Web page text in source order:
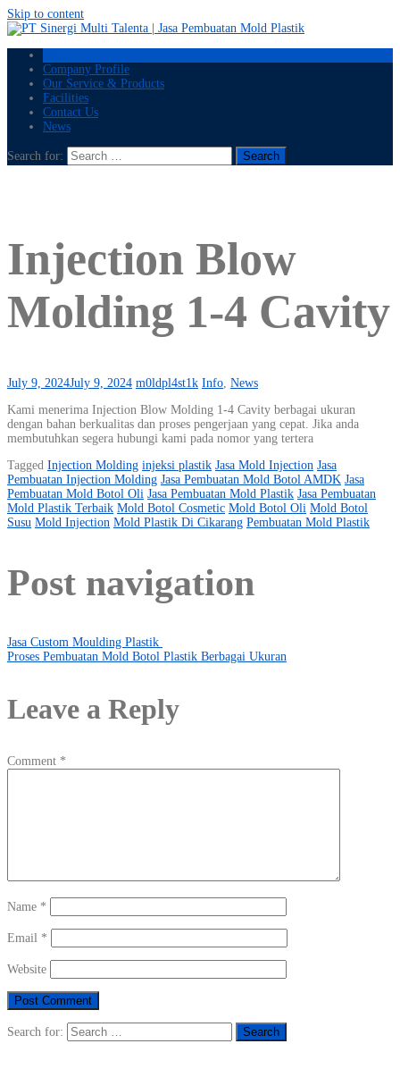
Skip to content
Company Profile
Our Service & Products
Facilities
Contact Us
News
Search for:
Injection Blow
Molding 1-4 Cavity
July 9, 2024July 9, 2024 m0ldpl4st1k Info, News
Kami menerima Injection Blow Molding 1-4 Cavity berbagai ukuran
dengan bahan berkualitas dan proses pengerjaan yang cepat. Jika anda
membutuhkan segera hubungi kami pada nomor yang tertera
Tagged Injection Molding injeksi plastik Jasa Mold Injection Jasa
Pembuatan Injection Molding Jasa Pembuatan Mold Botol AMDK Jasa
Pembuatan Mold Botol Oli Jasa Pembuatan Mold Plastik Jasa Pembuatan
Mold Plastik Terbaik Mold Botol Cosmetic Mold Botol Oli Mold Botol
Susu Mold Injection Mold Plastik Di Cikarang Pembuatan Mold Plastik
Post navigation
Jasa Custom Moulding Plastik
Proses Pembuatan Mold Botol Plastik Berbagai Ukuran
Leave a Reply
Comment *
Name *
Email *
Website
Search for: